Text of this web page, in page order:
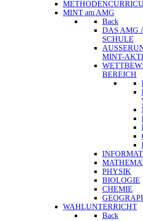
MINT am AMG
Back
DAS AMG
SCHULE
MINT-
BEREICH
PHYSIK
BIOLOGIE
CHEMIE
WAHLUNTERRICHT
Back